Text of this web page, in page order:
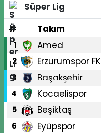
Süper Lig
#
Takım
1 Amed
2 Erzurumspor FK
3 Başakşehir
4 Kocaelispor
5 Beşiktaş
6 Eyüpspor